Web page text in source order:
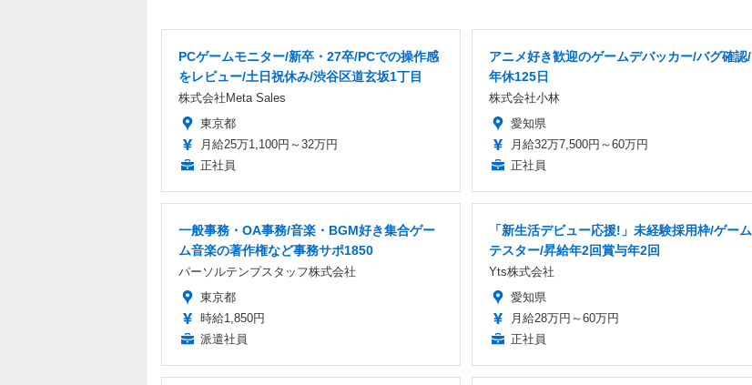
PCゲームモニター/新卒・27卒/PCでの操作感
をレビュー/土日祝休み/渋谷区道玄坂1丁目
株式会社Meta Sales
東京都
月給25万1,100円～32万円
正社員
アニメ好き歓迎のゲームデバッカー/バグ確認/
年休125日
株式会社小林
愛知県
月給32万7,500円～60万円
正社員
一般事務・OA事務/音楽・BGM好き集合ゲー
ム音楽の著作権など事務サポ1850
パーソルテンプスタッフ株式会社
東京都
時給1,850円
派遣社員
「新生活デビュー応援!」未経験採用枠/ゲーム
テスター/昇給年2回賞与年2回
Yts株式会社
愛知県
月給28万円～60万円
正社員